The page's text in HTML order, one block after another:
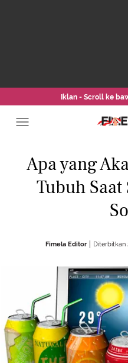
Iklan - Scroll ke
Apa yang
Tubuh
Fimela Editor Diterbitkan